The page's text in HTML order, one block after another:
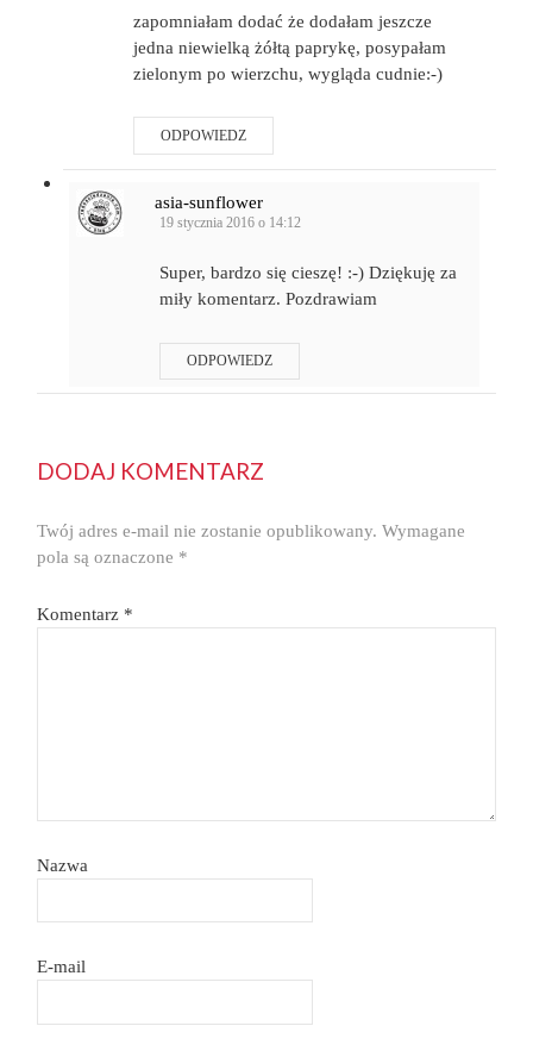
zapomniałam dodać że dodałam jeszcze
jedna niewielką żółtą paprykę, posypałam
zielonym po wierzchu, wygląda cudnie:-)
ODPOWIEDZ
asia-sunflower
19 stycznia 2016 o 14:12
Super, bardzo się cieszę! :-) Dziękuję za
miły komentarz. Pozdrawiam
ODPOWIEDZ
DODAJ KOMENTARZ
Twój adres e-mail nie zostanie opublikowany. Wymagane
pola są oznaczone *
Komentarz *
Nazwa
E-mail